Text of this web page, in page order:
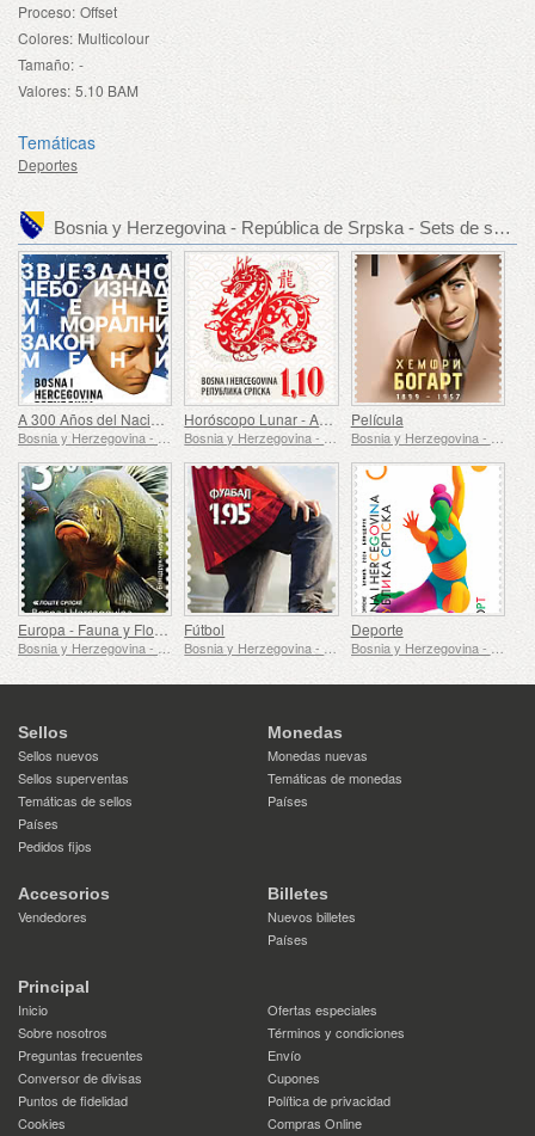
Proceso: Offset
Colores: Multicolour
Tamaño: -
Valores: 5.10 BAM
Temáticas
Deportes
Bosnia y Herzegovina - República de Srpska - Sets de sellos recomendados
A 300 Años del Nacimiento de Immanuel Kant Horóscopo Lunar - Año del Dragón Película
Europa - Fauna y Flora Submarinas
Bosnia y Herzegovina - República de Srpska
Fútbol
Bosnia y Herzegovina - República de Srpska
Deporte
Bosnia y Herzegovina - República de Srpska
Sellos
Sellos nuevos
Sellos superventas
Temáticas de sellos
Países
Pedidos fijos
Monedas
Monedas nuevas
Temáticas de monedas
Países
Accesorios
Vendedores
Billetes
Nuevos billetes
Países
Principal
Inicio
Ofertas especiales
Sobre nosotros
Términos y condiciones
Preguntas frecuentes
Envío
Conversor de divisas
Cupones
Puntos de fidelidad
Política de privacidad
Cookies
Compras Online